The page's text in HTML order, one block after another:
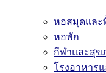
หอสมุดและ
หอพัก
กีฬาและสุข
โรงอาหารแ